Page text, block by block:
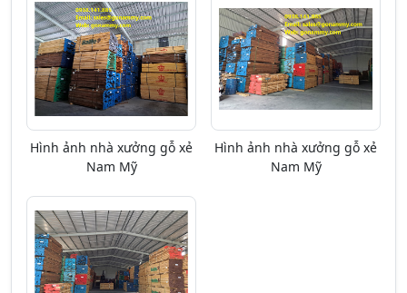
Hình ảnh nhà xưởng gỗ xẻ
Nam Mỹ
Hình ảnh nhà xưởng gỗ xẻ
Nam Mỹ